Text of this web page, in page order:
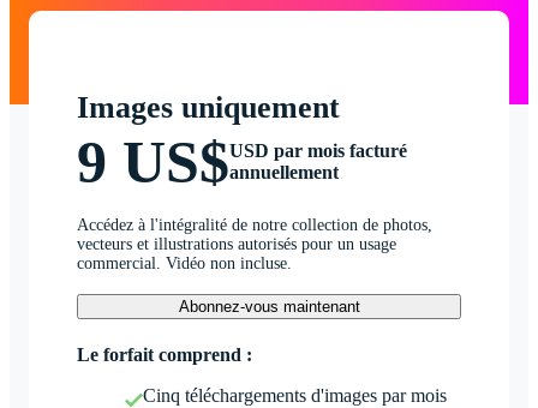
Images uniquement
9 US$USD par mois facturé
annuellement
Accédez à l'intégralité de notre collection de photos,
vecteurs et illustrations autorisés pour un usage
commercial. Vidéo non incluse.
Abonnez-vous maintenant
Le forfait comprend :
Cinq téléchargements d'images par mois